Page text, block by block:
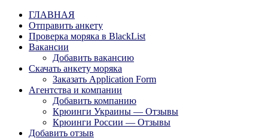
Рассылка
Вакансии для моряков. Работа для
моряков в море. Каталог крюинговых
компаний и морских агентств
Украины, России, Европы и Всего
мира. Отзывы, Контакты, Работа,
Вакансии для моряков. Рассылка
апликашки CV application form
ГЛАВНАЯ
Отправить анкету
Проверка моряка в BlackList
Вакансии
Добавить вакансию
Скачать анкету моряка
Заказать Application Form
Агентства и компании
Добавить компанию
Крюинги Украины — Отзывы
Крюинги России — Отзывы
Добавить отзыв